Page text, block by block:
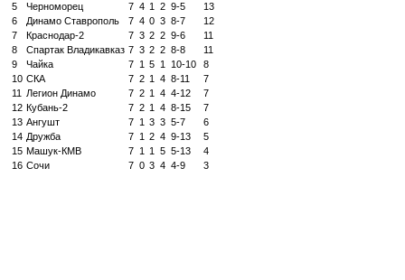
5
Черноморец 7 4 1 2 9-5
13
6
Динамо Ставрополь 7 4 0 3 8-7
12
7
Краснодар-2 7 3 2 2 9-6
11
8
Спартак Владикавказ 7 3 2 2 8-8
11
9
Чайка 7 1 5 1 10-10
8
10 СКА 7 2 1 4 8-11
7
11
Легион Динамо 7 2 1 4 4-12
7
12 Кубань-2 7 2 1 4 8-15
7
13 Ангушт 7 1 3 3 5-7
6
14 Дружба 7 1 2 4 9-13
5
15 Машук-КМВ 7 1 1 5 5-13
4
16 Сочи 7 0 3 4 4-9 3